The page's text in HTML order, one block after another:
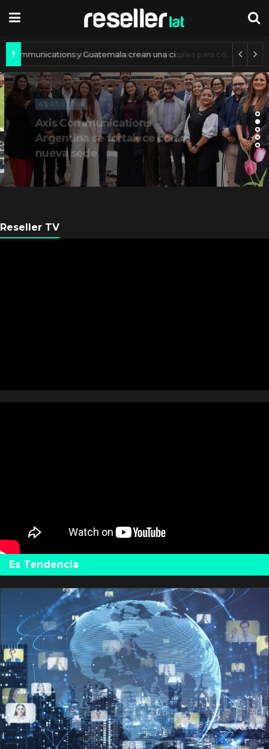
Axis Communications y Guatemala crean una ciudad inteligente
ARGENTINA
Axis Communications
Argentina se fortalece con
nueva sede
Reseller TV
Es Tendencia